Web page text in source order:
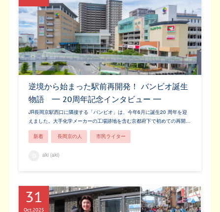
逆境から始まった駅前再開発！ バンビオ誕生
物語 ━ 20周年記念インタビュー ━
JR長岡京駅西口に隣接する「バンビオ」は、今年6月に誕生20 周年を迎
えました。大手化学メーカーの工場跡地を含む京都府下で初めての再開…
新着 長岡京の人 市民ライター
aki (aki)
31
Oct2025